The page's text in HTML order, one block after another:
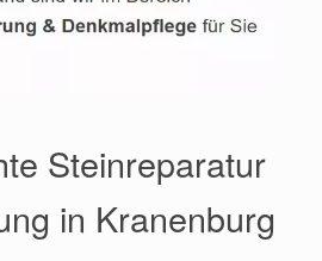
Steinreparatur
in Kranenburg